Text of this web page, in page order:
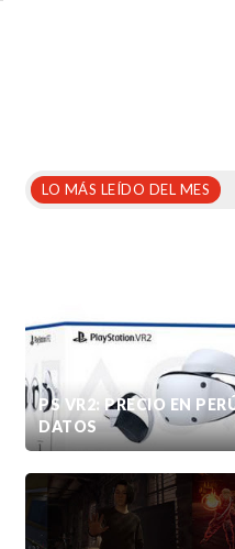
LO MÁS LEÍDO DEL MES
PS VR2: PRECIO EN
DATOS